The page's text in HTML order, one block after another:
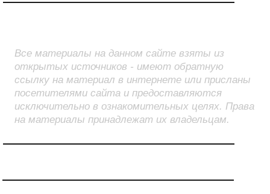
Все материалы на данном сайте взяты из
открытых источников - имеют обратную
ссылку на материал в интернете или присланы
посетителями сайта и предоставляются
исключительно в ознакомительных целях. Права
на материалы принадлежат их владельцам.